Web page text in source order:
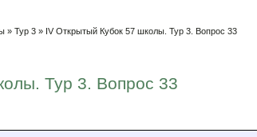
»Тур 3 » IV Открытый Кубок 57 школы. Тур 3. Вопрос 33
Тур 3. Вопрос 33